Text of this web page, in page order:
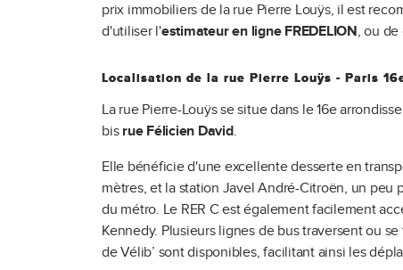
prix immobiliers de la rue Pierre Louÿs, il est
d'utiliser l'estimateur en ligne FREDELION, ou
Localisation de la rue Pierre Louÿs - Paris
La rue Pierre-Louÿs se situe dans le 16e
bis rue Félicien David.
Elle bénéficie d'une excellente desserte en
mètres, et la station Javel André-Citroën, un peu
du métro. Le RER C est également facilement
Kennedy. Plusieurs lignes de bus traversent ou
de Vélib’ sont disponibles, facilitant ainsi les